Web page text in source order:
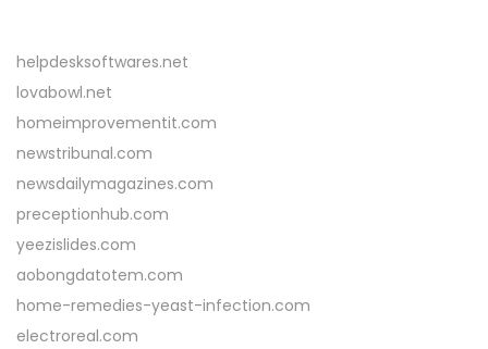
helpdesksoftwares.net
lovabowl.net
homeimprovementit.com
newstribunal.com
newsdailymagazines.com
preceptionhub.com
yeezislides.com
aobongdatotem.com
home-remedies-yeast-infection.com
electroreal.com